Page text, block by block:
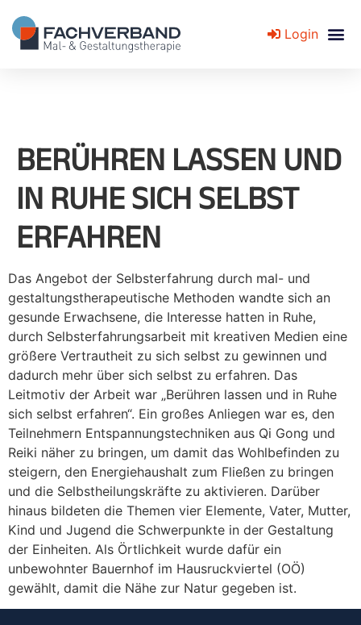
Login
BERÜHREN LASSEN UND
IN RUHE SICH SELBST
ERFAHREN
Das Angebot der Selbsterfahrung durch mal- und
gestaltungstherapeutische Methoden wandte sich an
gesunde Erwachsene, die Interesse hatten in Ruhe,
durch Selbsterfahrungsarbeit mit kreativen Medien eine
größere Vertrautheit zu sich selbst zu gewinnen und
dadurch mehr über sich selbst zu erfahren. Das
Leitmotiv der Arbeit war „Berühren lassen und in Ruhe
sich selbst erfahren“. Ein großes Anliegen war es, den
Teilnehmern Entspannungstechniken aus Qi Gong und
Reiki näher zu bringen, um damit das Wohlbefinden zu
steigern, den Energiehaushalt zum Fließen zu bringen
und die Selbstheilungskräfte zu aktivieren. Darüber
hinaus bildeten die Themen vier Elemente, Vater, Mutter,
Kind und Jugend die Schwerpunkte in der Gestaltung
der Einheiten. Als Örtlichkeit wurde dafür ein
unbewohnter Bauernhof im Hausruckviertel (OÖ)
gewählt, damit die Nähe zur Natur gegeben ist.